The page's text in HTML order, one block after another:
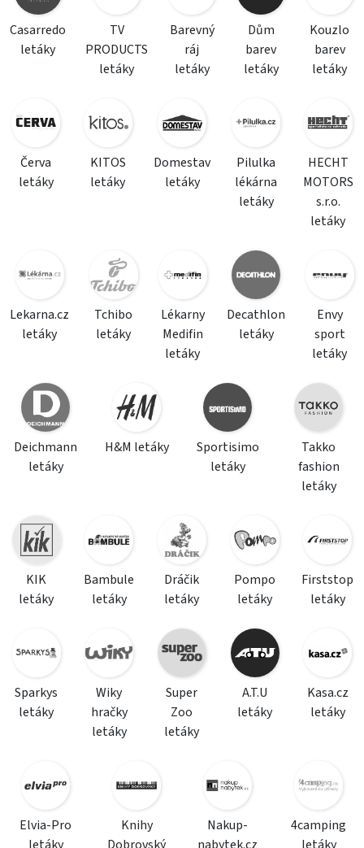
Casarredo
letáky
TV
PRODUCTS
letáky
Barevný
ráj
letáky
Dům
barev
letáky
Kouzlo
barev
letáky
Červa
letáky
KITOS
letáky
Domestav
letáky
Pilulka
lékárna
letáky
HECHT
MOTORS
s.r.o.
letáky
Lekarna.cz
letáky
Tchibo
letáky
Lékarny
Medifin
letáky
Decathlon
letáky
Envy
sport
letáky
Deichmann
letáky
H&M letáky
Sportisimo
letáky
Takko
fashion
letáky
KIK
letáky
Bambule
letáky
Dráčik
letáky
Pompo
letáky
Firststop
letáky
Sparkys
letáky
Wiky
hračky
letáky
Super
Zoo
letáky
A.T.U
letáky
Kasa.cz
letáky
Elvia-Pro
Knihy
Nakup-
4camping